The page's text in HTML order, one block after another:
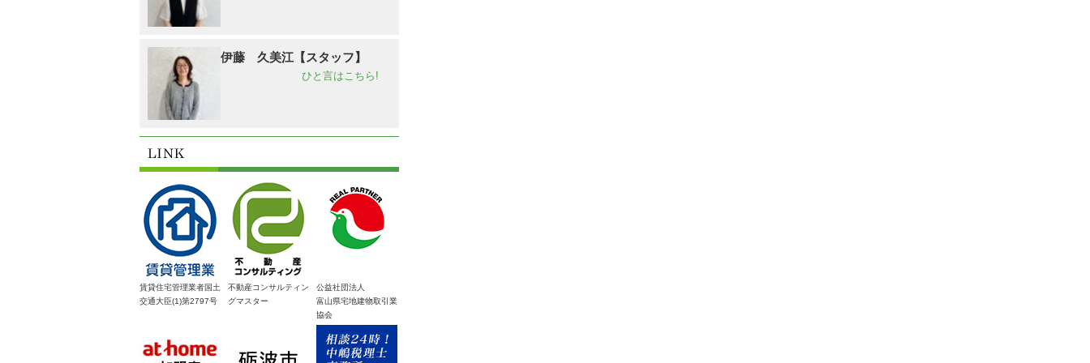
伊藤 久美江【スタッフ】
ひと言はこちら!
賃貸住宅管理業者国土
交通大臣(1)第2797号
不動産コンサルティン
グマスター
公益社団法人
富山県宅地建物取引業
協会